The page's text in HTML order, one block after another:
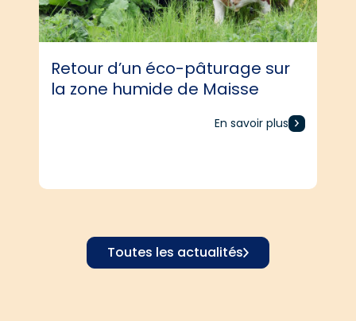
Retour d’un éco-pâturage sur
la zone humide de Maisse
En savoir plus
Toutes les actualités